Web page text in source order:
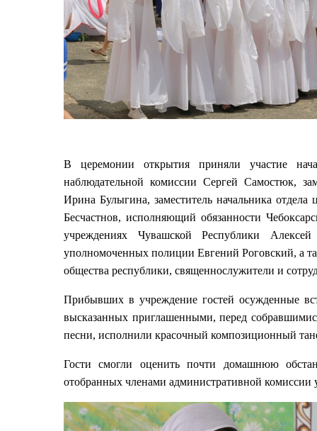
В церемонии открытия приняли участие
наблюдательной комиссии Сергей Самостюк,
Ирина Булыгина, заместитель начальника
Бесчастнов, исполняющий обязанности
учреждениях Чувашской Республики Алексей
уполномоченных полиции Евгений Роговский, а
общества республики, священнослужители и
Прибывших в учреждение гостей осужденные
высказанных приглашенными, перед
песни, исполнили красочный композиционный
Гости смогли оценить почти домашнюю
отобранных членами административной комиссии